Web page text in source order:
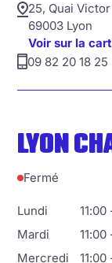
25, Quai
69003 Lyon
Voir sur la
09 82 20 18 25
LYON
Fermé
Lundi
Mardi
Mercredi